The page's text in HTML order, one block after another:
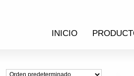
INICIO